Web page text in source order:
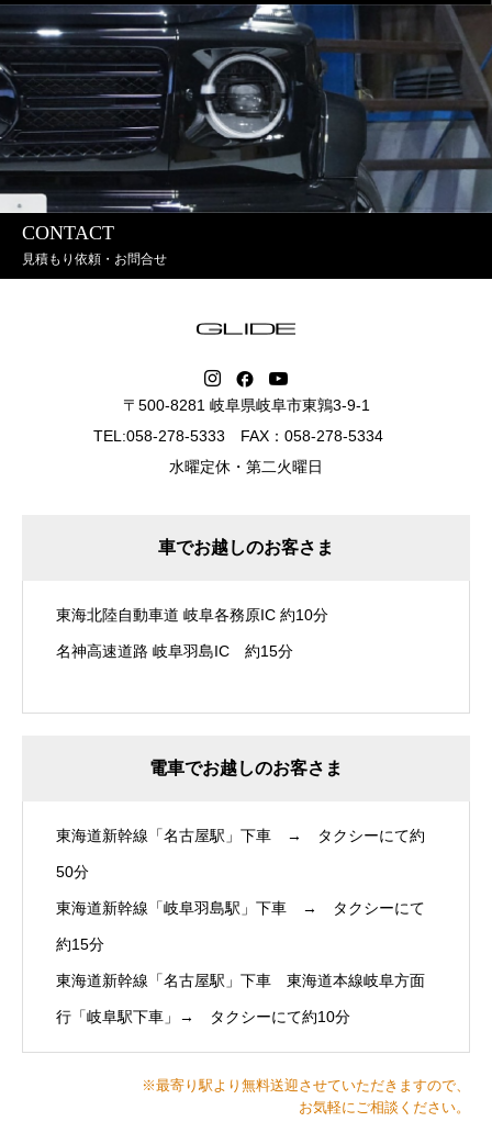
CONTACT
見積もり依頼・お問合せ
〒500-8281 岐阜県岐阜市東鶉3-9-1
TEL:058-278-5333 FAX：058-278-5334
水曜定休・第二火曜日
車でお越しのお客さま
東海北陸自動車道 岐阜各務原IC 約10分
名神高速道路 岐阜羽島IC 約15分
電車でお越しのお客さま
東海道新幹線「名古屋駅」下車 → タクシーにて約
50分
東海道新幹線「岐阜羽島駅」下車 → タクシーにて
約15分
東海道新幹線「名古屋駅」下車 東海道本線岐阜方面
行「岐阜駅下車」→ タクシーにて約10分
※最寄り駅より無料送迎させていただきますので、
お気軽にご相談ください。